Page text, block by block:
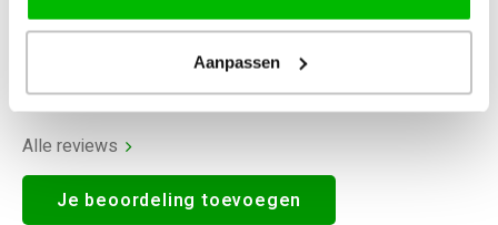
Aanpassen
Alle reviews
Je beoordeling toevoegen